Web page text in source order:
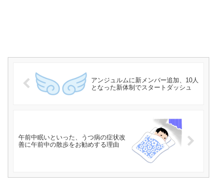
アンジュルムに新メンバー追加、10人
となった新体制でスタートダッシュ
午前中眠いといった、うつ病の症状改
善に午前中の散歩をお勧めする理由